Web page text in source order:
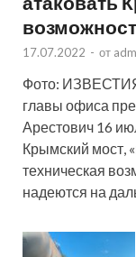
17.07.2022 - от
Фото:
главы офиса
Арестович 16
Крымский мост,
техническая
надеются на